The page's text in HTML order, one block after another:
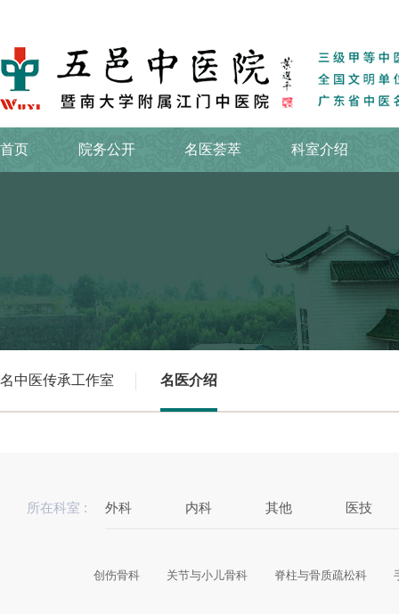
首页 院务公开 名医荟萃 科室介绍
名中医传承工作室 名医介绍
所在科室 : 外科 内科 其他 医技
创伤骨科 关节与小儿骨科 脊柱与骨质疏松科